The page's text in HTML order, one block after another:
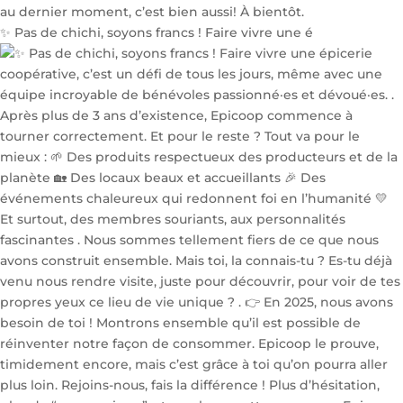
✨ Pas de chichi, soyons francs ! Faire vivre une é